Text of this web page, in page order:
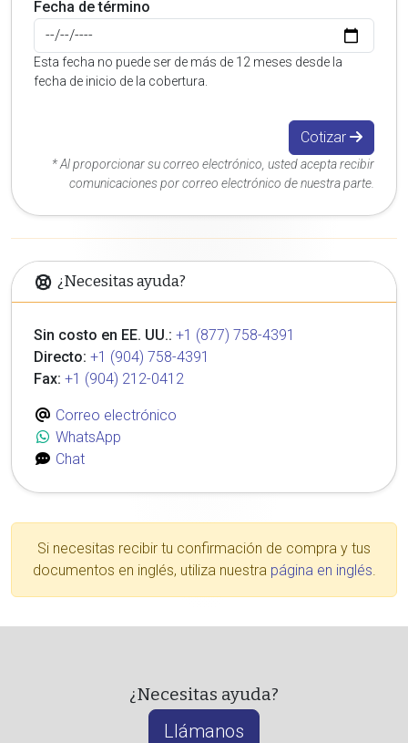
Fecha de término
Esta fecha no puede ser de más de 12 meses desde la
fecha de inicio de la cobertura.
Cotizar
* Al proporcionar su correo electrónico, usted acepta recibir
comunicaciones por correo electrónico de nuestra parte.
¿Necesitas ayuda?
Sin costo en EE. UU.: +1 (877) 758-4391
Directo: +1 (904) 758-4391
Fax: +1 (904) 212-0412
Correo electrónico
WhatsApp
Chat
Si necesitas recibir tu confirmación de compra y tus
documentos en inglés, utiliza nuestra página en inglés.
¿Necesitas ayuda?
Llámanos